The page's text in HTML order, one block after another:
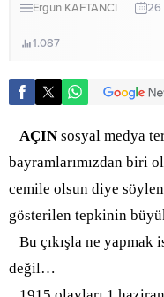
Ergun KAFTANCI 26
1.087
AÇIN sosyal medya
bayramlarımızdan biri
cemile olsun diye
gösterilen tepkinin
Bu çıkışla ne
değil…